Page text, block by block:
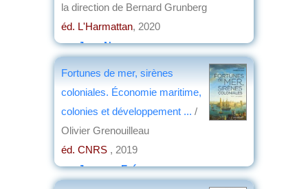
la direction de Bernard Grunberg
éd. L'Harmattan, 2020
parJean Nemo
Fortunes de mer, sirènes
coloniales. Économie maritime,
colonies et développement ... /
Olivier Grenouilleau
éd. CNRS , 2019
parJacques Frémeaux